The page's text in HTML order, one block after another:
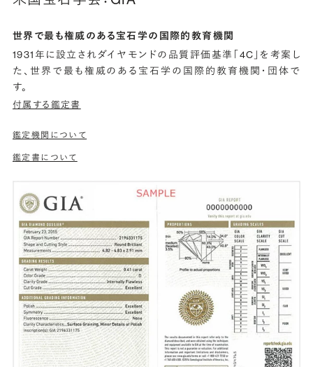
世界で最も権威のある宝石学の国際的教育機関
1931年に設立されダイヤモンドの品質評価基準「4C」を考案し
た、世界で最も権威のある宝石学の国際的教育機関・団体で
す。
付属する鑑定書
鑑定機関について
鑑定書について